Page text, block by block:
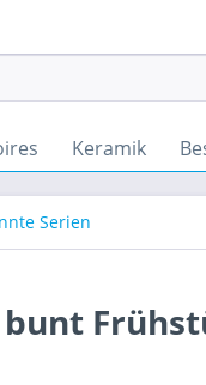
Keramik
Serien